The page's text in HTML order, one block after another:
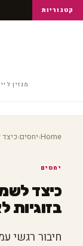
קטגוריות
מגזין
Home
›יחסים›כיצד
יחסים
כיצד
בזוגיות
חיבור רגשי